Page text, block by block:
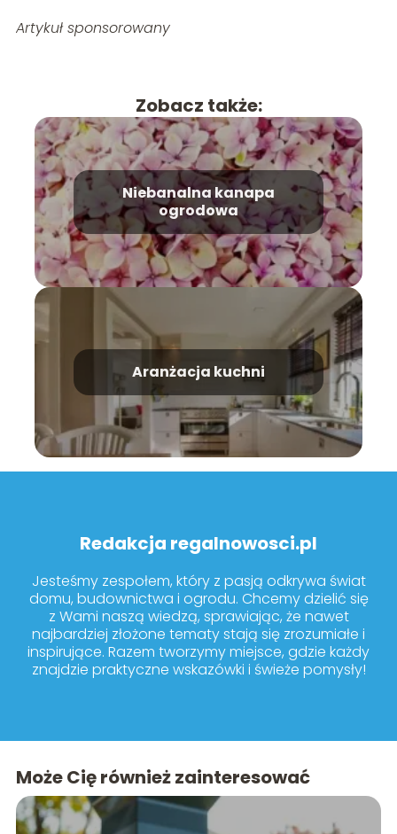
Artykuł sponsorowany
Zobacz także:
Niebanalna kanapa
ogrodowa
Aranżacja kuchni
Redakcja regalnowosci.pl
Jesteśmy zespołem, który z pasją odkrywa świat
domu, budownictwa i ogrodu. Chcemy dzielić się
z Wami naszą wiedzą, sprawiając, że nawet
najbardziej złożone tematy stają się zrozumiałe i
inspirujące. Razem tworzymy miejsce, gdzie każdy
znajdzie praktyczne wskazówki i świeże pomysły!
Może Cię również zainteresować